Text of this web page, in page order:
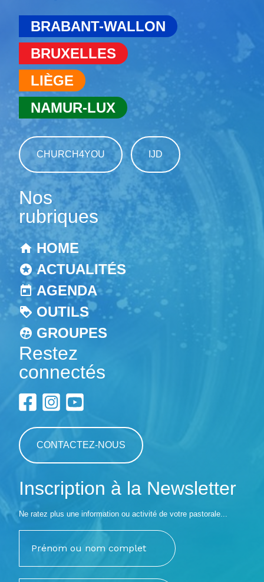
BRABANT-WALLON
BRUXELLES
LIÈGE
NAMUR-LUX
CHURCH4YOU IJD
Nos
rubriques
HOME
ACTUALITÉS
AGENDA
OUTILS
GROUPES
Restez
connectés
CONTACTEZ-NOUS
Inscription à la Newsletter
Ne ratez plus une information ou activité de votre pastorale...